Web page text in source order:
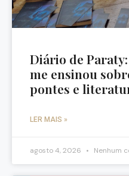
Diário de Paraty:
me ensinou
pontes e
LER MAIS »
agosto 4, 2026 Nenhum